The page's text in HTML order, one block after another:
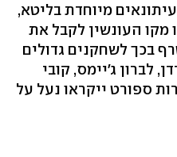
מיוחדת בליטא,
מקו העונשין לקבל את
בכך לשחקנים גדולים
לברון ג'יימס, קובי
ספורט ייקראו נעל על